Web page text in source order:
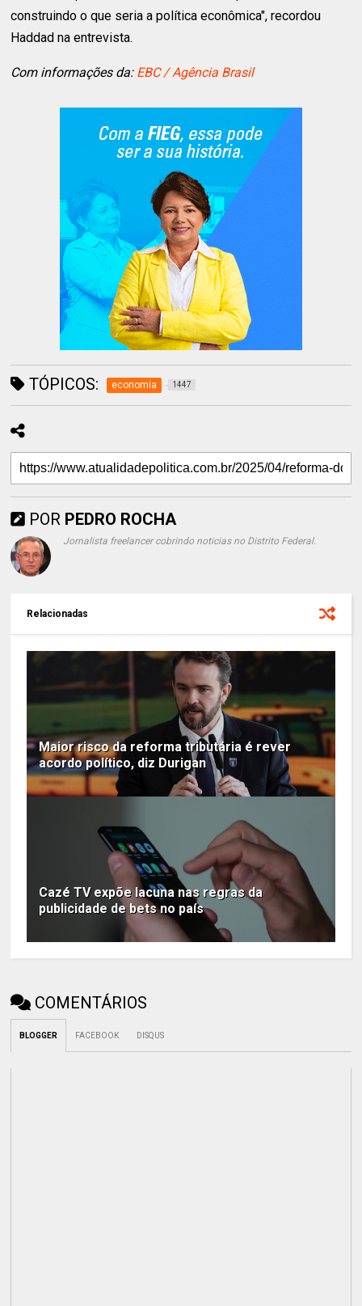
construindo o que seria a política econômica", recordou
Haddad na entrevista.
Com informações da: EBC / Agência Brasil
TÓPICOS: economia 1447
POR PEDRO ROCHA
Jornalista freelancer cobrindo noticias no Distrito Federal.
Relacionadas
Maior risco da reforma tributária é rever
acordo político, diz Durigan
Cazé TV expõe lacuna nas regras da
publicidade de bets no país
COMENTÁRIOS
BLOGGER FACEBOOK DISQUS